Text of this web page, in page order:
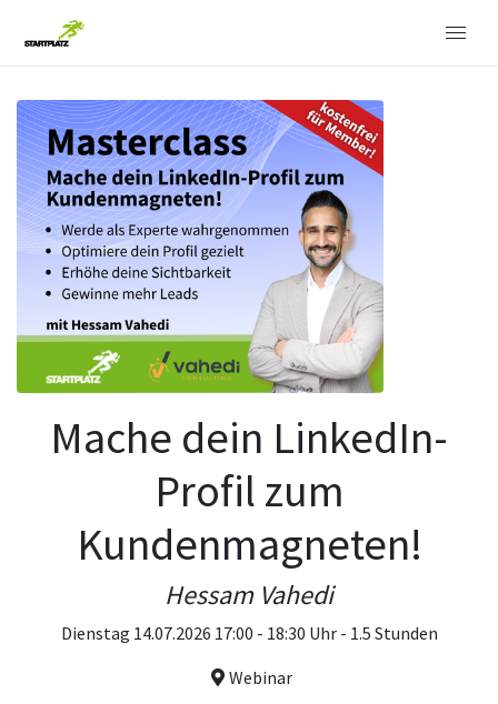
Mache dein LinkedIn-
Profil zum
Kundenmagneten!
Hessam Vahedi
Dienstag 14.07.2026 17:00 - 18:30 Uhr - 1.5 Stunden
Webinar